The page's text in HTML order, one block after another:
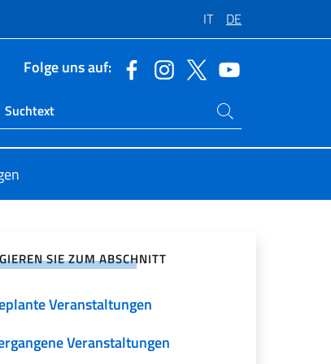
IT DE
Folge uns auf:
sito live
Suchen Sie auf der Website
SIE ZUM ABSCHNITT
Veranstaltungen
Veranstaltungen